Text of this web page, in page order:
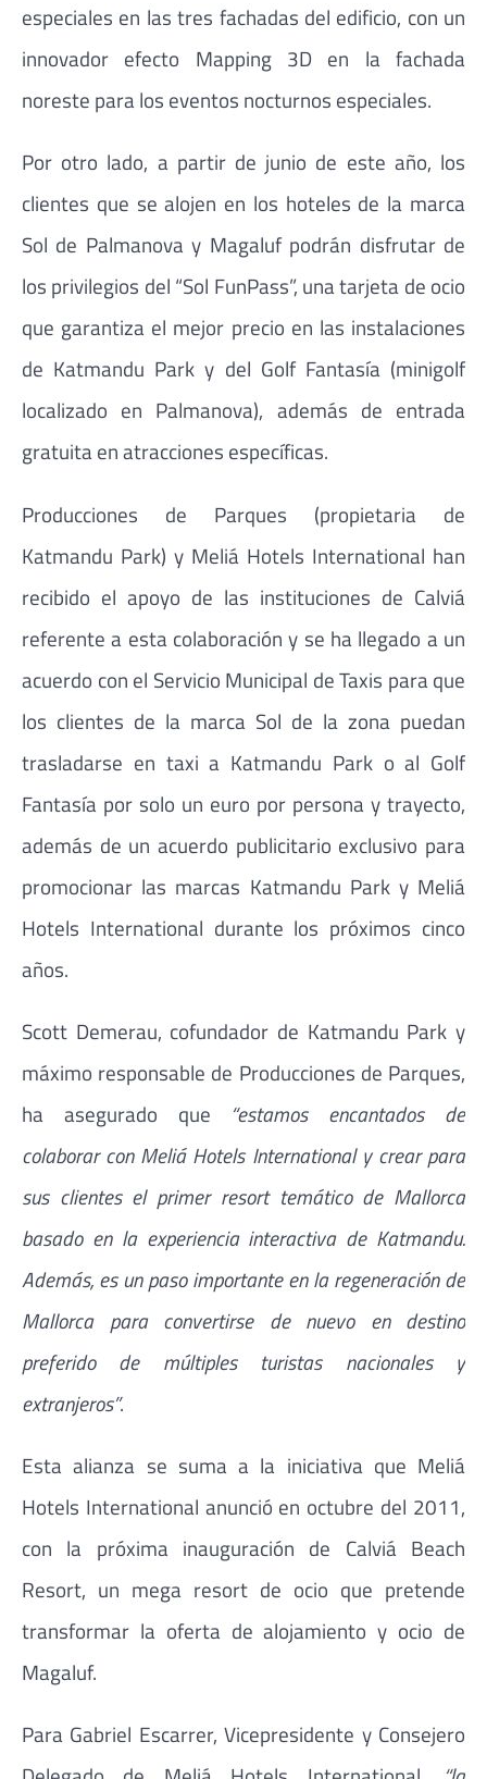
especiales en las tres fachadas del edificio, con un
innovador efecto Mapping 3D en la fachada
noreste para los eventos nocturnos especiales.
Por otro lado, a partir de junio de este año, los
clientes que se alojen en los hoteles de la marca
Sol de Palmanova y Magaluf podrán disfrutar de
los privilegios del “Sol FunPass”, una tarjeta de ocio
que garantiza el mejor precio en las instalaciones
de Katmandu Park y del Golf Fantasía (minigolf
localizado en Palmanova), además de entrada
gratuita en atracciones específicas.
Producciones de Parques (propietaria de
Katmandu Park) y Meliá Hotels International han
recibido el apoyo de las instituciones de Calviá
referente a esta colaboración y se ha llegado a un
acuerdo con el Servicio Municipal de Taxis para que
los clientes de la marca Sol de la zona puedan
trasladarse en taxi a Katmandu Park o al Golf
Fantasía por solo un euro por persona y trayecto,
además de un acuerdo publicitario exclusivo para
promocionar las marcas Katmandu Park y Meliá
Hotels International durante los próximos cinco
años.
Scott Demerau, cofundador de Katmandu Park y
máximo responsable de Producciones de Parques,
ha asegurado que “estamos encantados de
colaborar con Meliá Hotels International y crear para
sus clientes el primer resort temático de Mallorca
basado en la experiencia interactiva de Katmandu.
Además, es un paso importante en la regeneración de
Mallorca para convertirse de nuevo en destino
preferido de múltiples turistas nacionales y
extranjeros”.
Esta alianza se suma a la iniciativa que Meliá
Hotels International anunció en octubre del 2011,
con la próxima inauguración de Calviá Beach
Resort, un mega resort de ocio que pretende
transformar la oferta de alojamiento y ocio de
Magaluf.
Para Gabriel Escarrer, Vicepresidente y Consejero